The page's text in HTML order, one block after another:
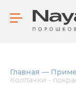
Главная —
Колпачки -